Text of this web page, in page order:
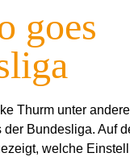
goes
Thurm unter
Bundesliga. Auf
welche